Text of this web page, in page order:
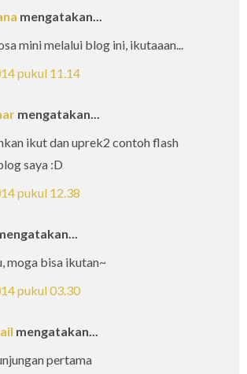
mengatakan...
mini melalui blog ini, ikutaaan...
pukul 11.14
mengatakan...
ikut dan uprek2 contoh flash
saya :D
pukul 12.38
moga bisa ikutan~
pukul 03.30
mengatakan...
pertama